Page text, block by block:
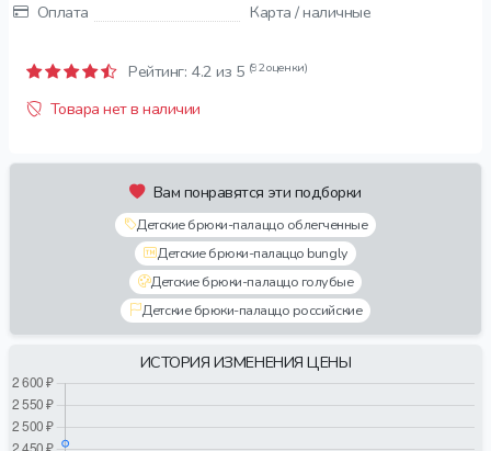
Оплата
Карта / наличные
Рейтинг: 4.2 из 5 (92 оценки)
Товара нет в наличии
Вам понравятся эти подборки
Детские брюки-палаццо облегченные
Детские брюки-палаццо bungly
Детские брюки-палаццо голубые
Детские брюки-палаццо российские
ИСТОРИЯ ИЗМЕНЕНИЯ ЦЕНЫ